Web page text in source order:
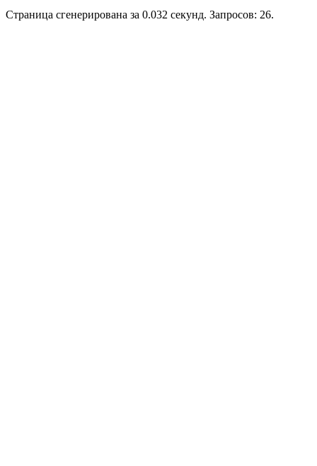
Страница сгенерирована за 0.032 секунд. Запросов: 26.